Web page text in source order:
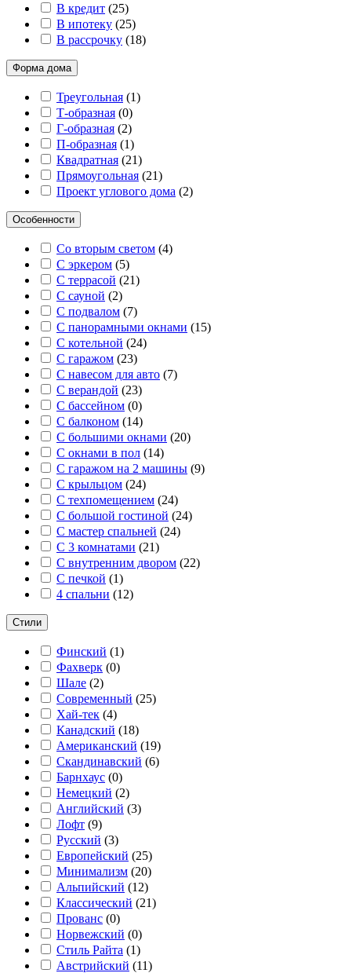
В кредит (25)
В ипотеку (25)
В рассрочку (18)
Форма дома
Треугольная (1)
Т-образная (0)
Г-образная (2)
П-образная (1)
Квадратная (21)
Прямоугольная (21)
Проект углового дома (2)
Особенности
Со вторым светом (4)
С эркером (5)
С террасой (21)
С сауной (2)
С подвалом (7)
С панорамными окнами (15)
С котельной (24)
С гаражом (23)
С навесом для авто (7)
С верандой (23)
С бассейном (0)
С балконом (14)
С большими окнами (20)
С окнами в пол (14)
С гаражом на 2 машины (9)
С крыльцом (24)
С техпомещением (24)
С большой гостиной (24)
С мастер спальней (24)
С 3 комнатами (21)
С внутренним двором (22)
С печкой (1)
4 спальни (12)
Стили
Финский (1)
Фахверк (0)
Шале (2)
Современный (25)
Хай-тек (4)
Канадский (18)
Американский (19)
Скандинавский (6)
Барнхаус (0)
Немецкий (2)
Английский (3)
Лофт (9)
Русский (3)
Европейский (25)
Минимализм (20)
Альпийский (12)
Классический (21)
Прованс (0)
Норвежский (0)
Стиль Райта (1)
Австрийский (11)